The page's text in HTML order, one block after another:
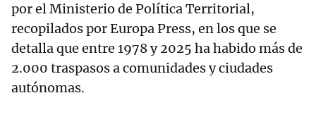
por el Ministerio de Política Territorial,
recopilados por Europa Press, en los que se
detalla que entre 1978 y 2025 ha habido más de
2.000 traspasos a comunidades y ciudades
autónomas.